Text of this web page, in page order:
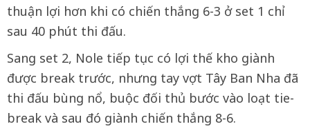
thuận lợi hơn khi có chiến thắng 6-3 ở set 1 chỉ
sau 40 phút thi đấu.
Sang set 2, Nole tiếp tục có lợi thế kho giành
được break trước, nhưng tay vợt Tây Ban Nha đã
thi đấu bùng nổ, buộc đối thủ bước vào loạt tie-
break và sau đó giành chiến thắng 8-6.